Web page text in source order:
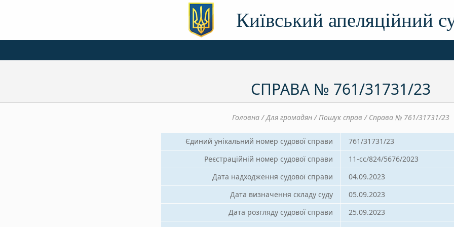
Київський апеляційний
СПРАВА № 761/31731/23
Головна / Для громадян / Пошук справ / Справа № 761/31731/23
Єдиний унікальний номер судової справи
761/31731/23
Реєстраційній номер судової справи
11-сс/824/5676/2023
Дата надходження судової справи
04.09.2023
Дата визначення складу суду
05.09.2023
Дата розгляду судової справи
25.09.2023